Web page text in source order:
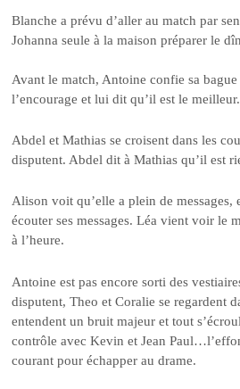
Blanche a prévu d’aller au match par
Johanna seule à la maison préparer le
Avant le match, Antoine confie sa
l’encourage et lui dit qu’il est le meilleur.
Abdel et Mathias se croisent dans les
disputent. Abdel dit à Mathias qu’il est
Alison voit qu’elle a plein de messages,
écouter ses messages. Léa vient voir le
à l’heure.
Antoine est pas encore sorti des
disputent, Theo et Coralie se regardent
entendent un bruit majeur et tout
contrôle avec Kevin et Jean
courant pour échapper au drame.